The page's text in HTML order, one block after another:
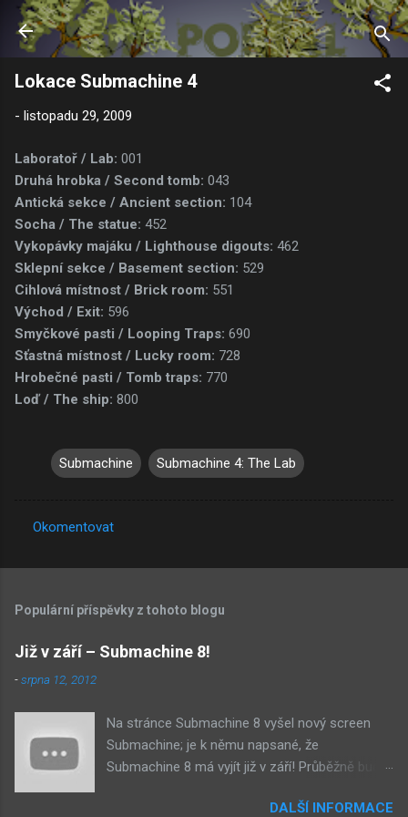
Přeskočit na hlavní obsah
Lokace Submachine 4
- listopadu 29, 2009
Laboratoř / Lab: 001
Druhá hrobka / Second tomb: 043
Antická sekce / Ancient section: 104
Socha / The statue: 452
Vykopávky majáku / Lighthouse digouts: 462
Sklepní sekce / Basement section: 529
Cihlová místnost / Brick room: 551
Východ / Exit: 596
Smyčkové pasti / Looping Traps: 690
Sťastná místnost / Lucky room: 728
Hrobečné pasti / Tomb traps: 770
Loď / The ship: 800
Submachine Submachine 4: The Lab
o
e
n
Okomentovat
Populární příspěvky z tohoto blogu
Již v září – Submachine 8!
-srpna 12, 2012
Na stránce Submachine 8 vyšel nový screen
Submachine; je k němu napsané, že
Submachine 8 má vyjít již v září! Průběžně budu
zveřejněný materiál ze Submachine 8. Zvukové
DALŠÍ INFORMACE